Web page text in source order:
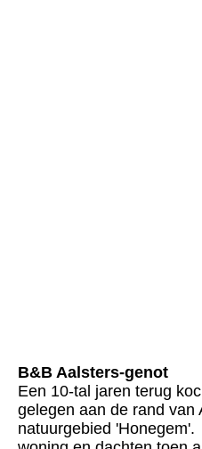
B&B Aalsters-genot
Een 10-tal jaren terug
gelegen aan de rand van
natuurgebied